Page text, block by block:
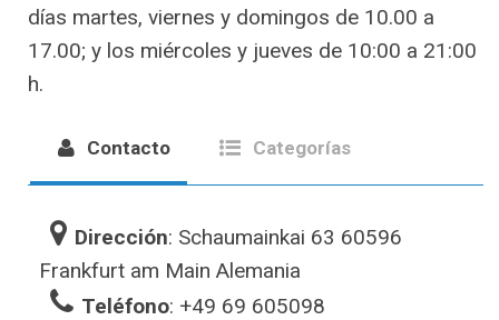
días martes, viernes y domingos de 10.00 a
17.00; y los miércoles y jueves de 10:00 a 21:00
h.
Contacto Categorías
Dirección: ‎Schaumainkai 63 60596
Frankfurt am Main Alemania‎
Teléfono: +49 69 605098